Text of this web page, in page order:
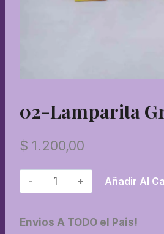
02-Lamparita
$ 1.200,00
02-
Lamparita
cantidad
Añadir Al
Envios A TODO el Pais!